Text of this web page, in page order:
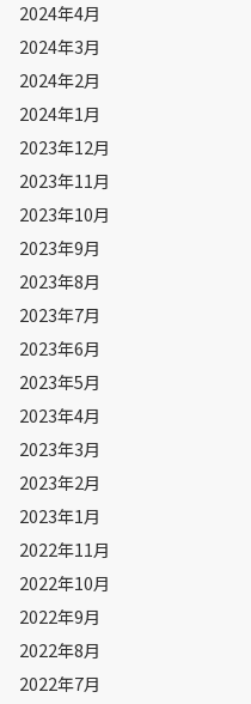
2024年4月
2024年3月
2024年2月
2024年1月
2023年12月
2023年11月
2023年10月
2023年9月
2023年8月
2023年7月
2023年6月
2023年5月
2023年4月
2023年3月
2023年2月
2023年1月
2022年11月
2022年10月
2022年9月
2022年8月
2022年7月